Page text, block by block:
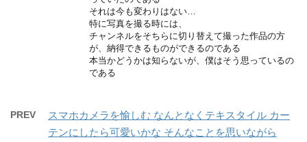
それは今も変わりはない…
特に写真を撮る時には、
チャンネルをそちらに切り替えて撮った作品の方
が、納得できるものができるのである
本当かどうかは知らないが、僕はそう思っているの
である
PREV
スマホカメラを愉しむ なんとなくテキスタイル カー
テンにしたら可愛いかな そんなことを思いながら